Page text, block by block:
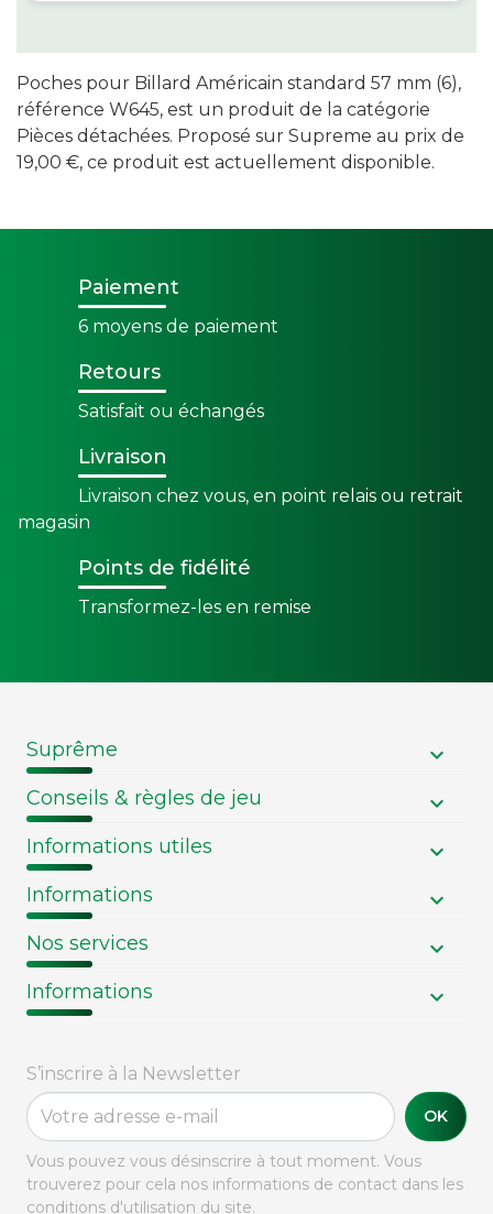
Poches pour Billard Américain standard 57 mm (6),
référence W645, est un produit de la catégorie
Pièces détachées. Proposé sur Supreme au prix de
19,00 €, ce produit est actuellement disponible.
Paiement
6 moyens de paiement
Retours
Satisfait ou échangés
Livraison
Livraison chez vous, en point relais ou retrait
magasin
Points de fidélité
Transformez-les en remise
Suprême
Conseils & règles de jeu
Informations utiles
Informations
Nos services
Informations
S’inscrire à la Newsletter
OK
Vous pouvez vous désinscrire à tout moment. Vous
trouverez pour cela nos informations de contact dans les
conditions d'utilisation du site.